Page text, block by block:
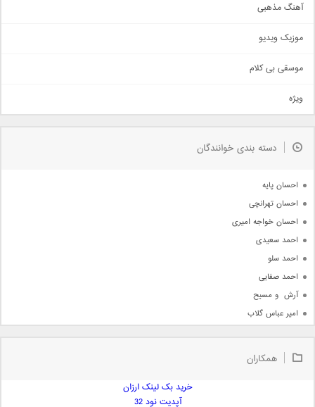
حماسی
سنتی
اهنگ بندرعباسی
دمو
مذهبی
جدیدترین ها
آهنگ مذهبی
موزیک ویدیو
موسقی بی کلام
ویژه
دسته بندی خوانندگان
احسان پایه
احسان تهرانچی
احسان خواجه امیری
احمد سعیدی
احمد سلو
احمد صفایی
آرش  و مسیح
امیر عباس گلاب
امیر علی
همکاران
خرید بک لینک ارزان
آپدیت نود 32